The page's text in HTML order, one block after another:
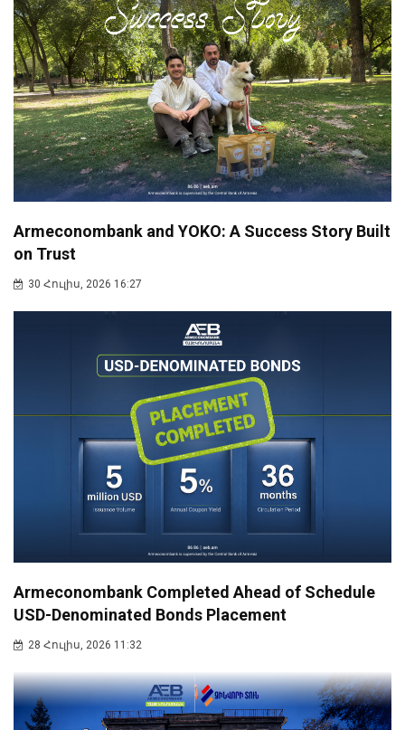
Armeconombank and YOKO: A Success Story Built
on Trust
30 Հուլիս, 2026 16:27
Armeconombank Completed Ahead of Schedule
USD-Denominated Bonds Placement
28 Հուլիս, 2026 11:32